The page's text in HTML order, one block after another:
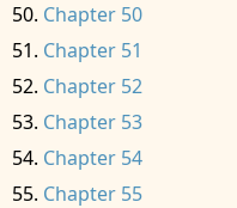
Chapter 50
Chapter 51
Chapter 52
Chapter 53
Chapter 54
Chapter 55